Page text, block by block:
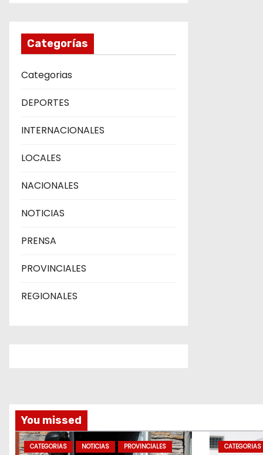
Categorías
Categorias
DEPORTES
INTERNACIONALES
LOCALES
NACIONALES
NOTICIAS
PRENSA
PROVINCIALES
REGIONALES
You missed
CATEGORIAS NOTICIAS PROVINCIALES CATEGORIAS